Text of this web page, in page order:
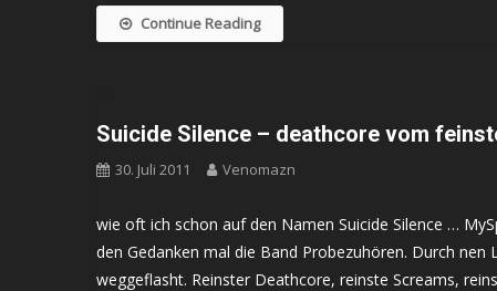
Continue Reading
Suicide Silence – deathcore vom
30. Juli 2011 Venomazn
wie oft ich schon auf den Namen Suicide Silence …
den Gedanken mal die Band Probezuhören. Durch
weggeflasht. Reinster Deathcore, reinste Screams,